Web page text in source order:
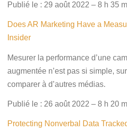
Publié le : 29 août 2022 – 8 h 35
Does AR Marketing Have a
Insider
Mesurer la performance d’une
augmentée n’est pas si simple,
comparer à d’autres médias.
Publié le : 26 août 2022 – 8 h 20
Protecting Nonverbal Data